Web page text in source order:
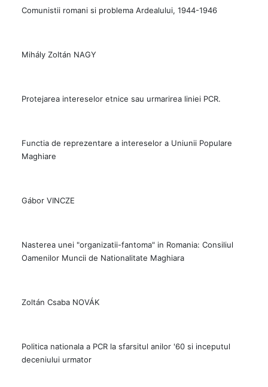
Comunistii romani si problema Ardealului, 1944-1946
Mihály Zoltán NAGY
Protejarea intereselor etnice sau urmarirea liniei PCR.
Functia de reprezentare a intereselor a Uniunii Populare
Maghiare
Gábor VINCZE
Nasterea unei "organizatii-fantoma" in Romania: Consiliul
Oamenilor Muncii de Nationalitate Maghiara
Zoltán Csaba NOVÁK
Politica nationala a PCR la sfarsitul anilor '60 si inceputul
deceniului urmator